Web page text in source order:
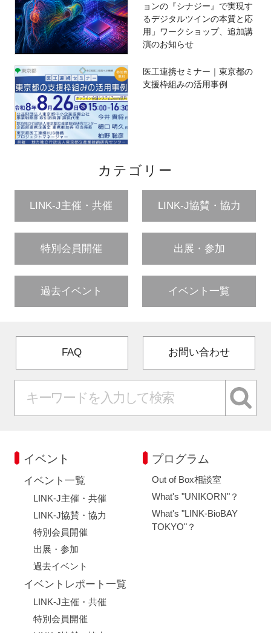
ョンの『シナジー』で実現す
るデジタルツインの本質と応
用」ワークショップ、追加講
演のお知らせ
医工連携セミナー｜東京都の
支援枠組みの活用事例
カテゴリー
LINK-J主催・共催 LINK-J協賛・協力
特別会員開催 出展・参加
過去イベント イベント一覧
FAQ お問い合わせ
イベント
イベント一覧
LINK-J主催・共催
LINK-J協賛・協力
特別会員開催
出展・参加
過去イベント
イベントレポート一覧
LINK-J主催・共催
特別会員開催
プログラム
Out of Box相談室
What's "UNIKORN"？
What's "LINK-BioBAY
TOKYO"？